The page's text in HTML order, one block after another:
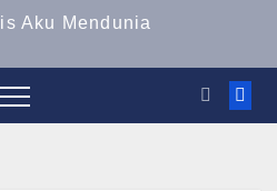
Aku Mendunia